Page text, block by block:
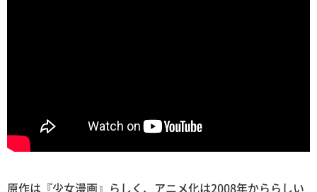
原作は『少女漫画』らしく、アニメ化は2008年かららしい